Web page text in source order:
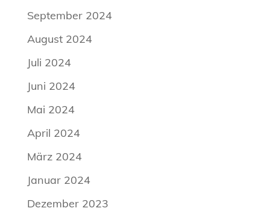
September 2024
August 2024
Juli 2024
Juni 2024
Mai 2024
April 2024
März 2024
Januar 2024
Dezember 2023